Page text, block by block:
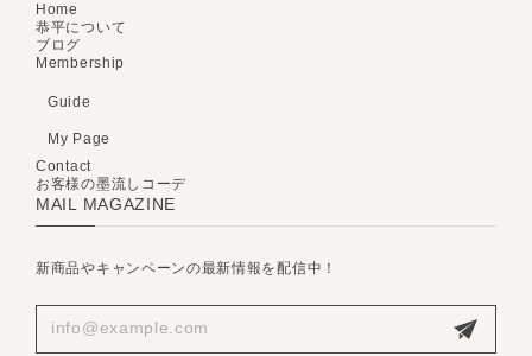
Home
恭平について
ブログ
Membership
Guide
My Page
Contact
お客様の墨流しコーデ
MAIL MAGAZINE
新商品やキャンペーンの最新情報を配信中！